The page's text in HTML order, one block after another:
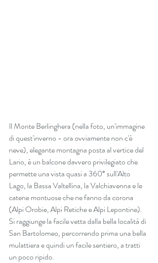
Il Monte Berlinghera (nella foto, un'immagine
di quest'inverno - ora ovviamente non c'è
neve), elegante montagna posta al vertice del
Lario, è un balcone davvero privilegiato che
permette una vista quasi a 360° sull'Alto
Lago, la Bassa Valtellina, la Valchiavenna e le
catene montuose che ne fanno da corona
(Alpi Orobie, Alpi Retiche e Alpi Lepontine).
Si raggiunge la facile vetta dalla bella località di
San Bartolomeo, percorrendo prima una bella
mulattiera e quindi un facile sentiero, a tratti
un poco ripido.